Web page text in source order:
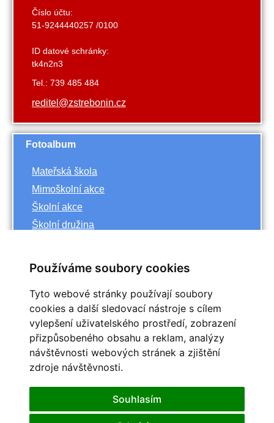
Používáme soubory cookies
Tyto webové stránky používají soubory
cookies a další sledovací nástroje s cílem
vylepšení uživatelského prostředí, zobrazení
přizpůsobeného obsahu a reklam, analýzy
návštěvnosti webových stránek a zjištění
zdroje návštěvnosti.
Souhlasím
Číslo účtu:
51-9244440257 /0100
ID datové schránky:
tk4n2n3
Tel.: 739 485 484
reditel@zstrebonin.cz
Fotoalbum
Mateřská škola
Mimoškolní akce
Školní akce
Školní družina
<< říjen
<< 2023
>>
Po
Út St Čt Pá So
2
3 4
9
10 11 12 13 14
15
19